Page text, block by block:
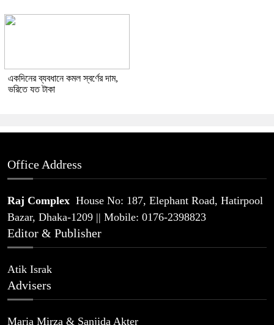
একদিনের ব্যবধানে কমল স্বর্ণের দাম,
ভরিতে যত টাকা
Office Address
Raj Complex House No: 187, Elephant Road, Hatirpool
Bazar, Dhaka-1209 || Mobile: 0176-2398823
Editor & Publisher
Atik Israk
Advisers
Maria Mirza & Sanjida Akter